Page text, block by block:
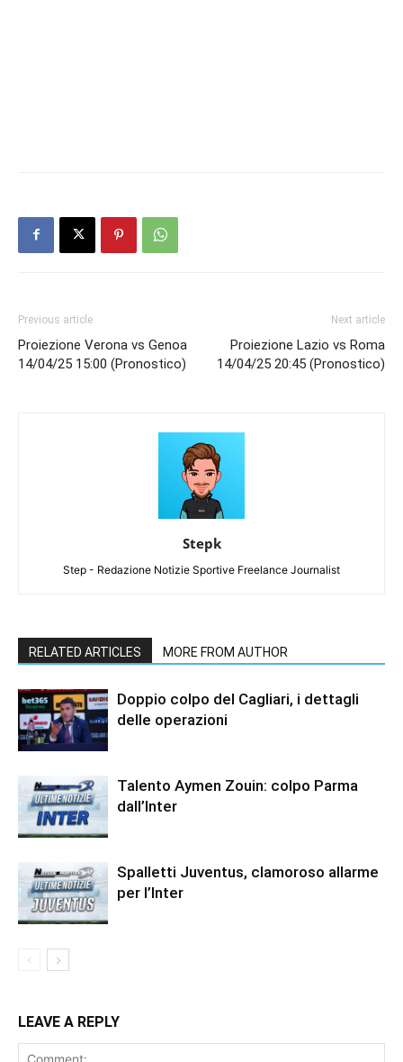
Previous article
Proiezione Verona vs Genoa
14/04/25 15:00 (Pronostico)
Next article
Proiezione Lazio vs Roma
14/04/25 20:45 (Pronostico)
Stepk
Step - Redazione Notizie Sportive Freelance Journalist
RELATED ARTICLES MORE FROM AUTHOR
Doppio colpo del Cagliari, i dettagli
delle operazioni
Talento Aymen Zouin: colpo Parma
dall’Inter
Spalletti Juventus, clamoroso allarme
per l’Inter
LEAVE A REPLY